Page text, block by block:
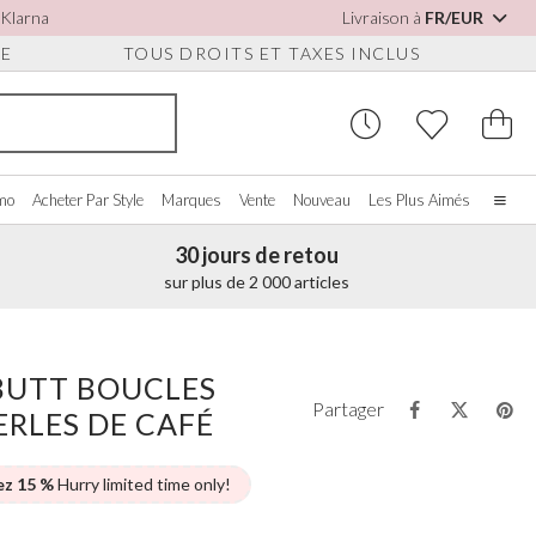
Livraison à FR/EUR
TOUS DROITS ET TAXES INCLUS
tout
Blanc
Poudré
Perfect Bridal
Voir tout
Boîtes à Bijoux
Coffrets Pour Montres
Acheter Par Style Marques Vente Nouveau Les Plus Aimés
Accueil
Notre histoire
30 jours de retou
sur plus de 2 000 articles
BOUCLES
DE CAFÉ
Partager
15 %Hurry limited time only!